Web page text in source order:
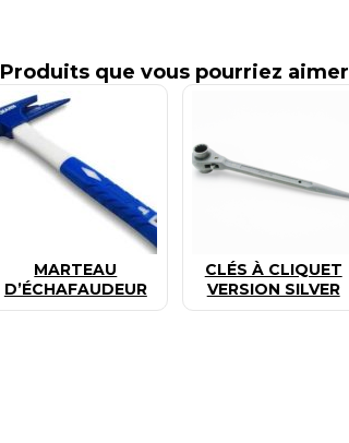
Produits que vous pourriez aimer
MARTEAU
D’ÉCHAFAUDEUR
CLÉS À CLIQUET
VERSION SILVER